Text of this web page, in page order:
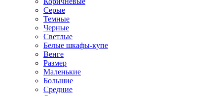
Серые
Темные
Черные
Светлые
Белые шкафы-купе
Венге
Размер
Маленькие
Большие
Средние